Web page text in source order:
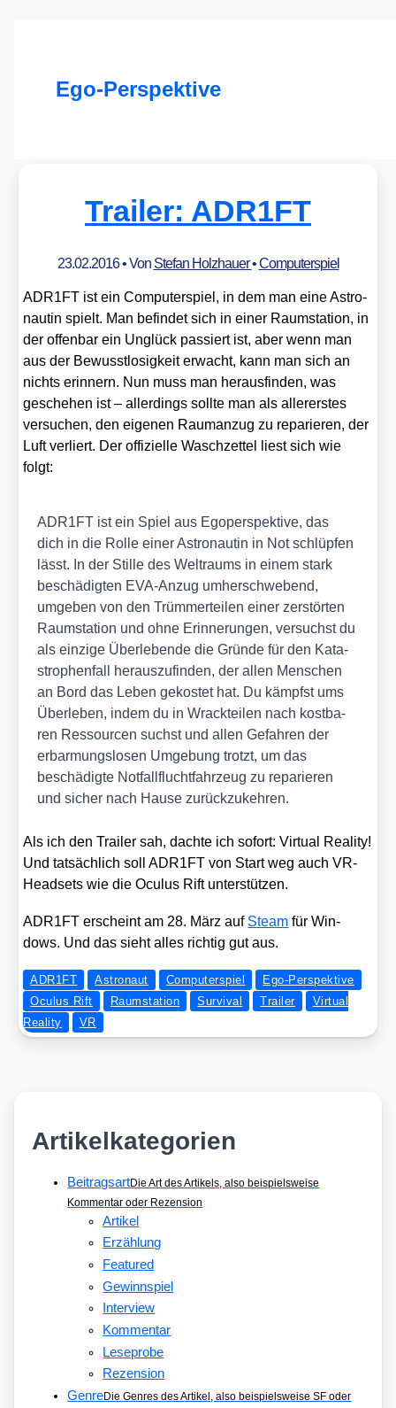
Ego-Perspektive
Trailer: ADR1FT
23.02.2016• Von Stefan Holzhauer•Computerspiel
ADR1FT ist ein Com­pu­ter­spiel, in dem man eine Astro­
nau­tin spielt. Man befin­det sich in einer Raum­sta­ti­on, in
der offen­bar ein Unglück pas­siert ist, aber wenn man
aus der Bewusst­lo­sig­keit erwacht, kann man sich an
nichts erin­nern. Nun muss man her­aus­fin­den, was
gesche­hen ist – aller­dings soll­te man als aller­ers­tes
ver­su­chen, den eige­nen Raum­an­zug zu repa­rie­ren, der
Luft ver­liert. Der offi­zi­el­le Wasch­zet­tel liest sich wie
folgt:
ADR1FT ist ein Spiel aus Ego­per­spek­ti­ve, das
dich in die Rol­le einer Astro­nau­tin in Not schlüp­fen
lässt. In der Stil­le des Welt­raums in einem stark
beschä­dig­ten EVA-Anzug umher­schwe­bend,
umge­ben von den Trüm­mer­tei­len einer zer­stör­ten
Raum­sta­ti­on und ohne Erin­ne­run­gen, ver­suchst du
als ein­zi­ge Über­le­ben­de die Grün­de für den Kata­
stro­phen­fall her­aus­zu­fin­den, der allen Men­schen
an Bord das Leben gekos­tet hat. Du kämpfst ums
Über­le­ben, indem du in Wrack­tei­len nach kost­ba­
ren Res­sour­cen suchst und allen Gefah­ren der
erbar­mungs­lo­sen Umge­bung trotzt, um das
beschä­dig­te Not­fall­flucht­fahr­zeug zu repa­rie­ren
und sicher nach Hau­se zurück­zu­keh­ren.
Als ich den Trai­ler sah, dach­te ich sofort: Vir­tu­al Rea­li­ty!
Und tat­säch­lich soll ADR1FT von Start weg auch VR-
Head­sets wie die Ocu­lus Rift unter­stüt­zen.
ADR1FT erscheint am 28. März auf Steam für Win­
dows. Und das sieht alles rich­tig gut aus.
ADR1FT Astronaut Computerspiel
Ego-Perspektive
Oculus Rift
Raumstation Survival Trailer
Virtual
Reality
VR
Artikelkategorien
BeitragsartDie Art des Artikels, also beispielsweise
Kommentar oder Rezension
Artikel
Erzählung
Featured
Gewinnspiel
Interview
Kommentar
Leseprobe
Rezension
GenreDie Genres des Artikel, also beispielsweise SF oder